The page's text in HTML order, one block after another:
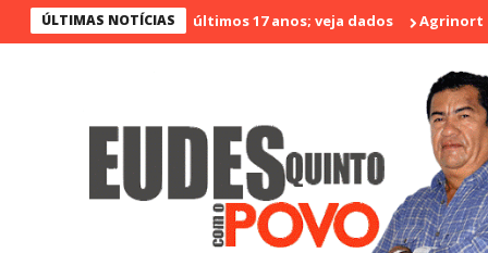
ÚLTIMAS NOTÍCIAS
menos violento nos últimos 17 anos; veja dados Agrinort em